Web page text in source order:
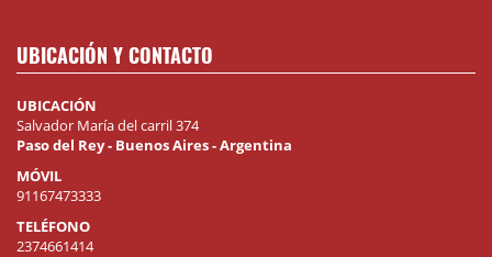
UBICACIÓN Y CONTACTO
UBICACIÓN
Salvador María del carril 374
Paso del Rey - Buenos Aires - Argentina
MÓVIL
91167473333
TELÉFONO
2374661414